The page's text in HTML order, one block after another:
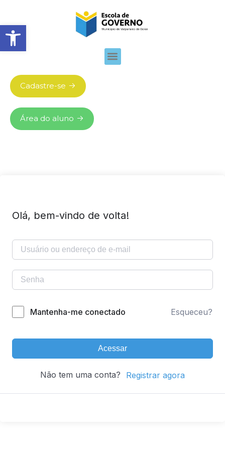
Abrir barra de ferramentas
Cadastre-se
Área do aluno
Olá, bem-vindo de volta!
Mantenha-me conectado Esqueceu?
Acessar
Não tem uma conta? Registrar agora